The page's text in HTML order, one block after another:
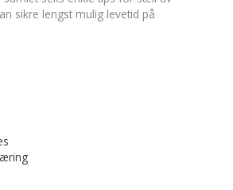
sikre lengst mulig levetid på